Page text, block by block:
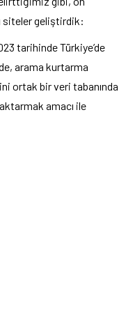
siteler geliştirdik:
tarihinde Türkiye’de
arama kurtarma
ortak bir veri tabanında
amacı ile